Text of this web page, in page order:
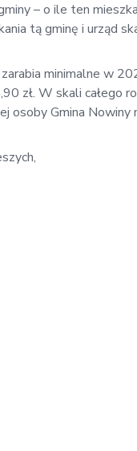
– o ile ten
tą gminę i urząd
minimalne w
zł. W skali całego
Gmina Nowiny